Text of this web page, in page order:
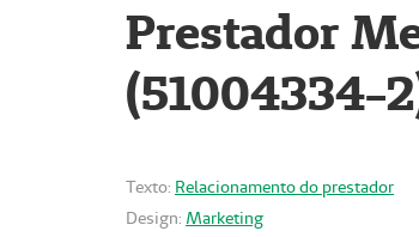
Prestador
(51004334-
Texto: Relacionamento do prestador
Design: Marketing